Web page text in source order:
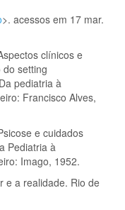
>. acessos em 17 mar.
clínicos e
setting
pediatria à
Francisco Alves,
e cuidados
Pediatria à
Imago, 1952.
e a realidade. Rio de